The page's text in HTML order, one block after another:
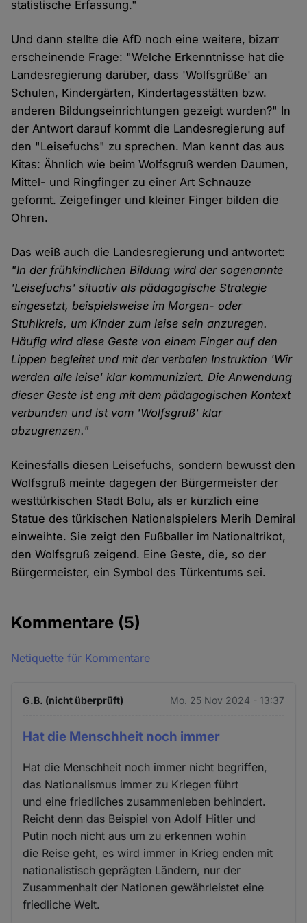
statistische Erfassung."
Und dann stellte die AfD noch eine weitere, bizarr
erscheinende Frage: "Welche Erkenntnisse hat die
Landesregierung darüber, dass 'Wolfsgrüße' an
Schulen, Kindergärten, Kindertagesstätten bzw.
anderen Bildungseinrichtungen gezeigt wurden?" In
der Antwort darauf kommt die Landesregierung auf
den "Leisefuchs" zu sprechen. Man kennt das aus
Kitas: Ähnlich wie beim Wolfsgruß werden Daumen,
Mittel- und Ringfinger zu einer Art Schnauze
geformt. Zeigefinger und kleiner Finger bilden die
Ohren.
Das weiß auch die Landesregierung und antwortet:
"In der frühkindlichen Bildung wird der sogenannte
'Leisefuchs' situativ als pädagogische Strategie
eingesetzt, beispielsweise im Morgen- oder
Stuhlkreis, um Kinder zum leise sein anzuregen.
Häufig wird diese Geste von einem Finger auf den
Lippen begleitet und mit der verbalen Instruktion 'Wir
werden alle leise' klar kommuniziert. Die Anwendung
dieser Geste ist eng mit dem pädagogischen Kontext
verbunden und ist vom 'Wolfsgruß' klar
abzugrenzen."
Keinesfalls diesen Leisefuchs, sondern bewusst den
Wolfsgruß meinte dagegen der Bürgermeister der
westtürkischen Stadt Bolu, als er kürzlich eine
Statue des türkischen Nationalspielers Merih Demiral
einweihte. Sie zeigt den Fußballer im Nationaltrikot,
den Wolfsgruß zeigend. Eine Geste, die, so der
Bürgermeister, ein Symbol des Türkentums sei.
Kommentare (5)
Netiquette für Kommentare
G.B. (nicht überprüft) Mo. 25 Nov 2024 - 13:37
Hat die Menschheit noch immer
Hat die Menschheit noch immer nicht begriffen,
das Nationalismus immer zu Kriegen führt
und eine friedliches zusammenleben behindert.
Reicht denn das Beispiel von Adolf Hitler und
Putin noch nicht aus um zu erkennen wohin
die Reise geht, es wird immer in Krieg enden mit
nationalistisch geprägten Ländern, nur der
Zusammenhalt der Nationen gewährleistet eine
friedliche Welt.